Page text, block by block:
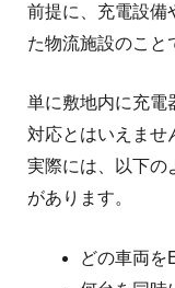
前提に、充電設備
た物流施設のこと
単に敷地内に充電
対応とはいえませ
実際には、以下の
があります。
どの車両を